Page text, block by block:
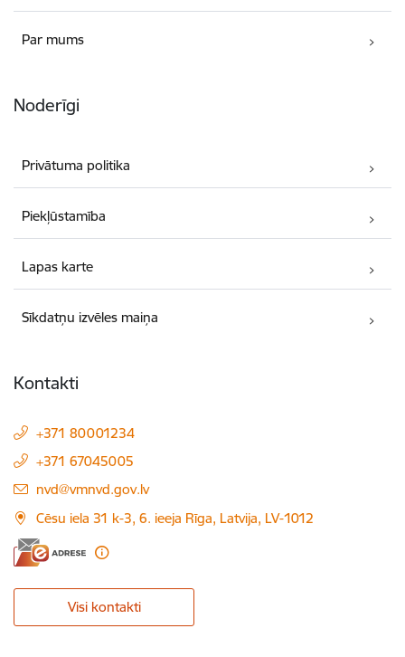
Par mums
Noderīgi
Privātuma politika
Piekļūstamība
Lapas karte
Sīkdatņu izvēles maiņa
Kontakti
+371 80001234
+371 67045005
E-pasts:
nvd@vmnvd.gov.lv
Cēsu iela 31 k-3, 6. ieeja Rīga, Latvija, LV-1012
Visi kontakti